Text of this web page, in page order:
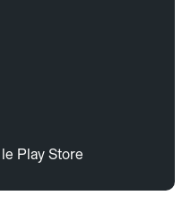
Play Store